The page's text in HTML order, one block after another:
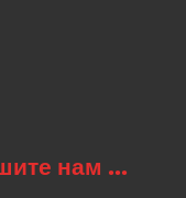
нам ...